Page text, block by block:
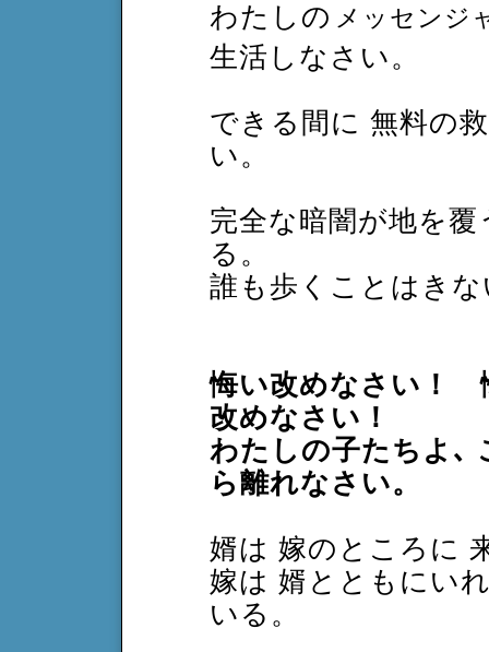
わたしの メッセンジ
生活しなさい。
できる間に 無料の
い。
完全な暗闇が地を
る。
誰も歩くことはき
悔い改めなさい！
改めなさい！
わたしの子たちよ､
ら離れなさい。
婿は 嫁のところに
嫁は 婿とともにい
いる。